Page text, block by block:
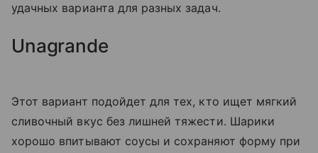
удачных варианта для разных задач.
Unagrande
Этот вариант подойдет для тех, кто ищет мягкий
сливочный вкус без лишней тяжести. Шарики
хорошо впитывают соусы и сохраняют форму при